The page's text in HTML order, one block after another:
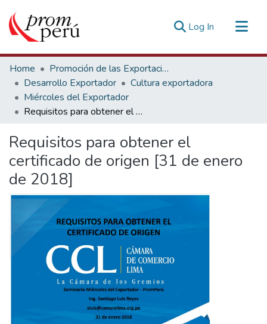
Log In (current)
Communities & Collections
All of DSpace
Statistics
Estadísticas Externas
Home
Promoción de las Exportaciones
Desarrollo Exportador
Cultura exportadora
Miércoles del Exportador
Requisitos para obtener el certificado de origen [31 de enero de 2018]
Requisitos para obtener el
certificado de origen [31 de enero
de 2018]